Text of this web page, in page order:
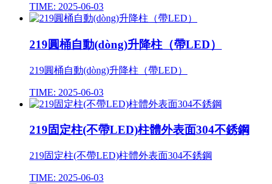
TIME: 2025-06-03
219圓桶自動(dòng)升降柱（帶LED）
219圓桶自動(dòng)升降柱（帶LED）
TIME: 2025-06-03
219固定柱(不帶LED)柱體外表面304不銹鋼
219固定柱(不帶LED)柱體外表面304不銹鋼
TIME: 2025-06-03